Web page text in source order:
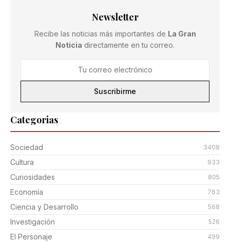
Categorias
Sociedad 3408
Cultura 933
Curiosidades 805
Economía 763
Ciencia y Desarrollo 568
Investigación 526
El Personaje 499
Newsletter
Recibe las noticias más importantes de La Gran
Noticia directamente en tu correo.
Suscribirme